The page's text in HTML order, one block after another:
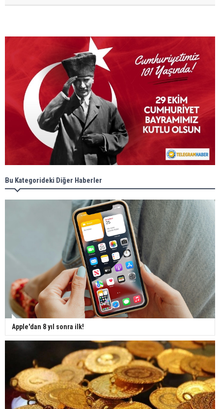
Bu Kategorideki Diğer Haberler
Apple'dan 8 yıl sonra ilk!